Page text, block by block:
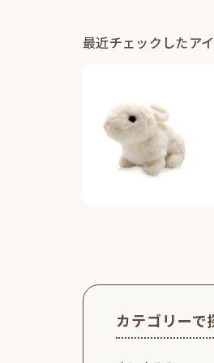
最近チェックしたア
カテゴリーで